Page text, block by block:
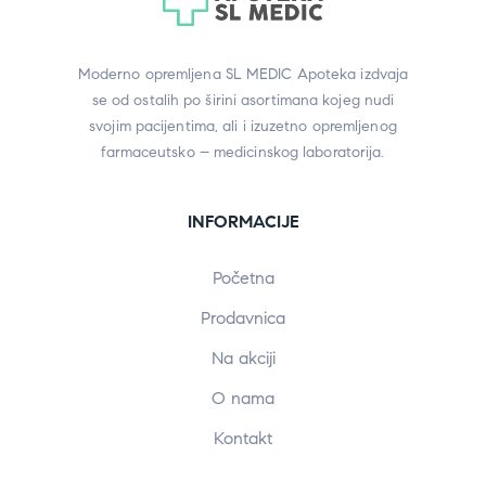
Moderno opremljena SL MEDIC Apoteka izdvaja
se od ostalih po širini asortimana kojeg nudi
svojim pacijentima, ali i izuzetno opremljenog
farmaceutsko – medicinskog laboratorija.
INFORMACIJE
Početna
Prodavnica
Na akciji
O nama
Kontakt